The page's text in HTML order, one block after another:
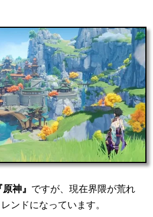
原神』 ですが、現在界隈が荒れ
ンドになっています。